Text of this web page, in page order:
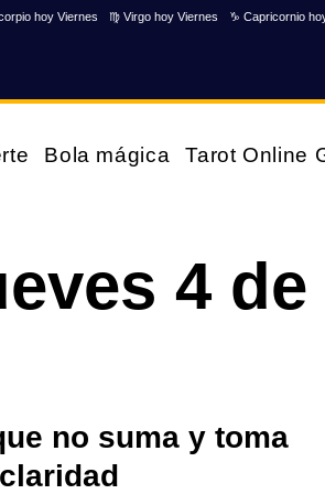
hoy Viernes ♍ Virgo hoy Viernes ♑ Capricornio
Bola mágica Tarot Online
4 de
no suma y toma